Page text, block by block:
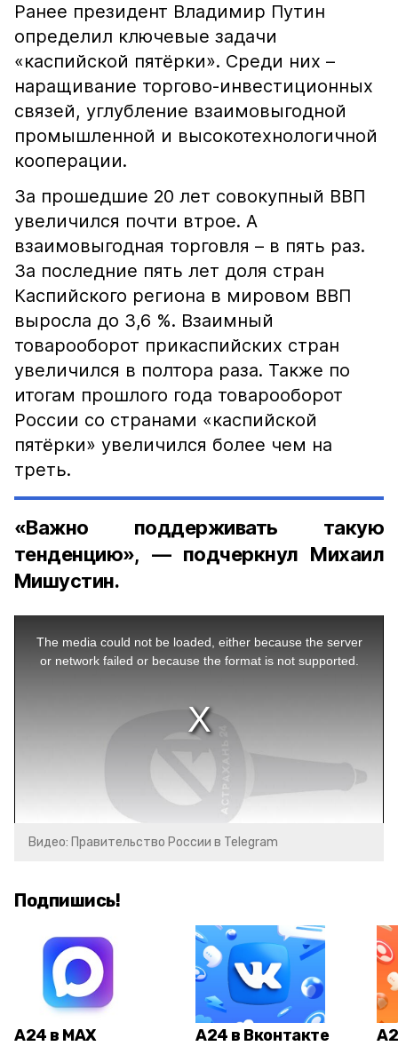
Ранее президент Владимир Путин
определил ключевые задачи
«каспийской пятёрки». Среди них –
наращивание торгово-инвестиционных
связей, углубление взаимовыгодной
промышленной и высокотехнологичной
кооперации.
За прошедшие 20 лет совокупный ВВП
увеличился почти втрое. А
взаимовыгодная торговля – в пять раз.
За последние пять лет доля стран
Каспийского региона в мировом ВВП
выросла до 3,6 %. Взаимный
товарооборот прикаспийских стран
увеличился в полтора раза. Также по
итогам прошлого года товарооборот
России со странами «каспийской
пятёрки» увеличился более чем на
треть.
«Важно поддерживать такую
тенденцию», — подчеркнул Михаил
Мишустин.
The media could not be loaded, either because the server
or network failed or because the format is not supported.
Видео: Правительство России в Telegram
Подпишись!
А24 в MAX А24 в Вконтакте